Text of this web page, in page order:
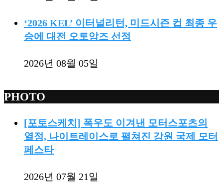
‘2026 KEL’ 이터널리턴, 미드시즌 컵 최종 우
승에 대전 오토암즈 선정
2026년 08월 05일
PHOTO
[포토스케치] 폭우도 이겨낸 모터스포츠의
열정, 나이트레이스로 펼쳐진 강원 국제 모터
페스타
2026년 07월 21일